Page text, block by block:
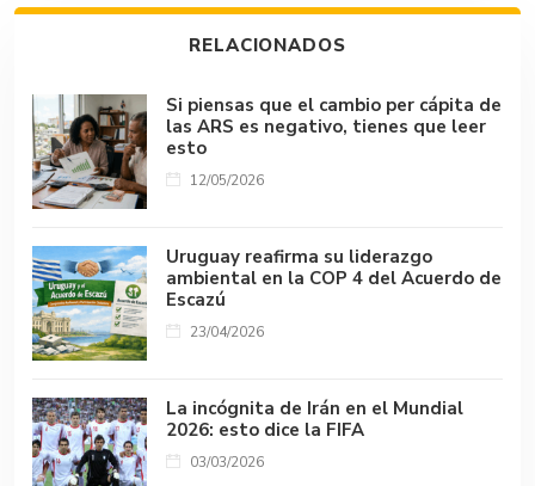
ok p
p
s n tir
RELACIONADOS
Si piensas que el cambio per cápita de
las ARS es negativo, tienes que leer
esto
12/05/2026
Uruguay reafirma su liderazgo
ambiental en la COP 4 del Acuerdo de
Escazú
23/04/2026
La incógnita de Irán en el Mundial
2026: esto dice la FIFA
03/03/2026